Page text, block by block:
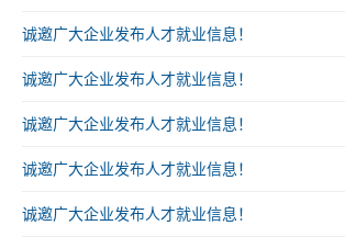
诚邀广大企业发布人才就业信息！
诚邀广大企业发布人才就业信息！
诚邀广大企业发布人才就业信息！
诚邀广大企业发布人才就业信息！
诚邀广大企业发布人才就业信息！